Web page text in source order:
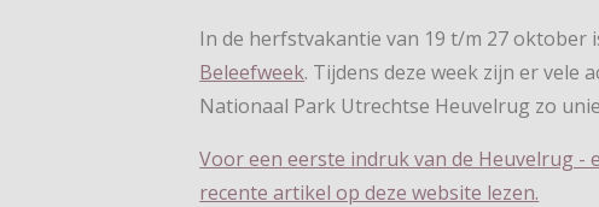
In de herfstvakantie van 19 t/m 27 oktober
Beleefweek. Tijdens deze week zijn er
Nationaal Park Utrechtse Heuvelrug zo
Voor een eerste indruk van de Heuvelrug -
recente artikel op deze website lezen.